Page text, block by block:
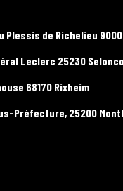
Plessis de Richelieu
Leclerc 25230
68170 Rixheim
Préfecture, 25200